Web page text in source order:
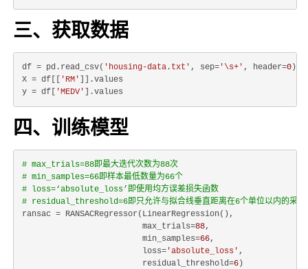
三、获取数据
df = pd.read_csv( 'housing-data.txt' , sep= '\s+' , header=0 )
X = df[[
'RM'
]].values
y = df[
'MEDV'
四、训练模型
# max_trials=88即最大迭代次数为88次
# min_samples=66即样本最低数量为66个
# loss=‘absolute_loss’即使用均方误差损失函数
# residual_threshold=6即只允许与拟合线垂直距离在6个单位以内的采样
ransac = RANSACRegressor(LinearRegression(),
                         max_trials=
88,
                         min_samples=
66,
                         loss=
'absolute_loss' ,
                         residual_threshold=
6 )